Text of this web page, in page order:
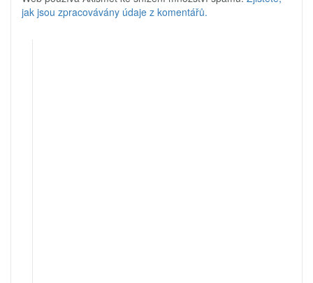
jak jsou zpracovávány údaje z komentářů.